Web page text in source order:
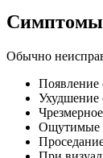
Симптомы
Обычно
Появление
Ухудшение
Ощутимые